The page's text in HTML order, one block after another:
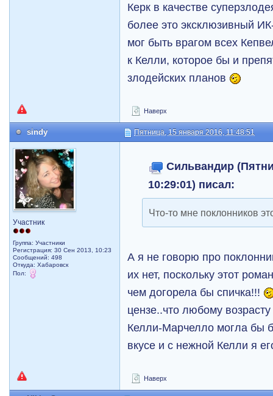
Керк в качестве
более это эксклюзивный
мог быть врагом всех
к Келли, которое бы и
злодейских планов
Наверх
sindy Пятница, 15 января 2016, 11:48:51
Участник
Группа: Участники
Регистрация: 30 Сен 2013, 10:23
Сообщений: 498
Откуда: Хабаровск
Пол:
Сильвандир
10:29:01) писал:
Что-то мне поклонников
А я не говорю про
их нет, поскольку этот
чем догорела бы спичка!!!
цензе..что любому
Келли-Марчелло могла бы
вкусе и с нежной Келли я
Наверх